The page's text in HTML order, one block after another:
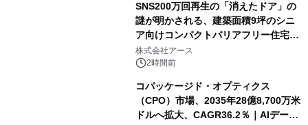
SNS200万回再生の「消えたドア」の
謎が明かされる、建築面積9坪のシニ
ア向けコンパクトバリアフリー住宅が
誕生
株式会社アース
2時間前
コパッケージド・オプティクス
（CPO）市場、2035年28億8,700万米
ドルへ拡大、CAGR36.2％｜AIデータ